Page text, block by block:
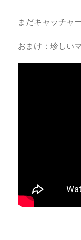
まだキャッチャ
おまけ：珍しい